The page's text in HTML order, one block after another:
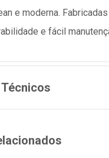
e moderna.
e fácil